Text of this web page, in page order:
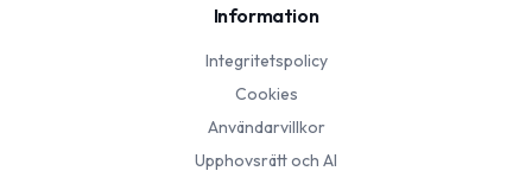
Information
Integritetspolicy
Cookies
Användarvillkor
Upphovsrätt och AI